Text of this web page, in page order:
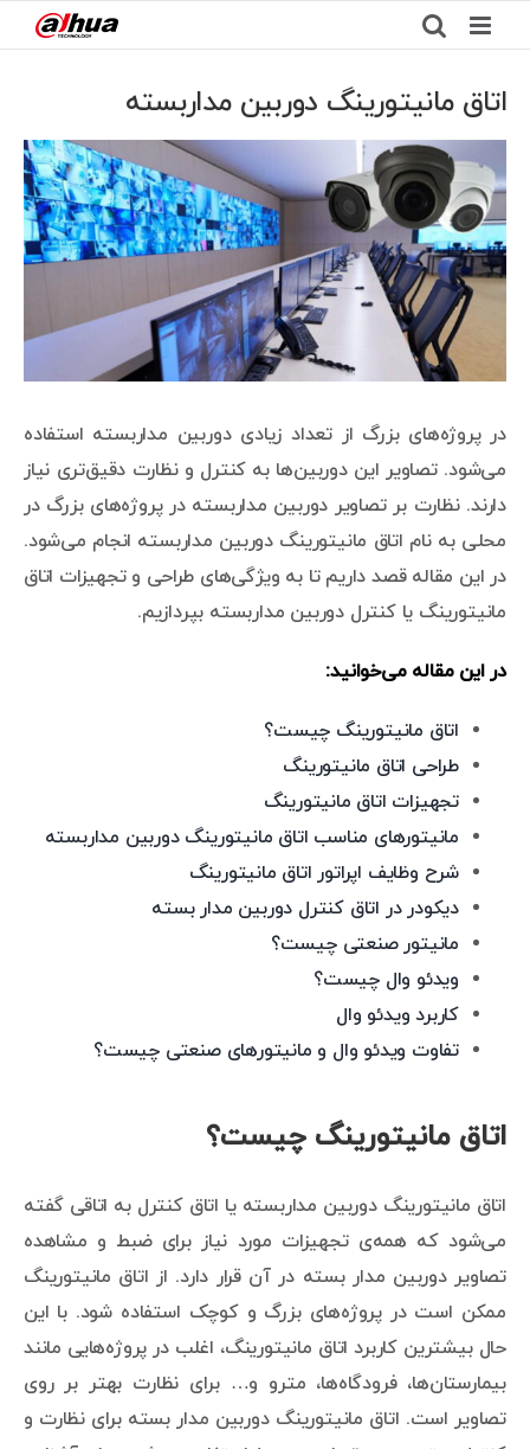
to
content
اتاق مانیتورینگ دوربین مداربسته
View
Larger
Image
در پروژه‌های بزرگ از تعداد زیادی دوربین مداربسته استفاده
می‌شود. تصاویر این دوربین‌ها به کنترل و نظارت دقیق‌تری نیاز
دارند. نظارت بر تصاویر دوربین مداربسته در پروژه‌های بزرگ در
محلی به نام اتاق مانیتورینگ دوربین مداربسته انجام می‌شود.
در این مقاله قصد داریم تا به ویژگی‌های طراحی و تجهیزات اتاق
مانیتورینگ یا کنترل دوربین مداربسته بپردازیم.
در این مقاله می‌خوانید:
اتاق مانیتورینگ چیست؟
طراحی اتاق مانیتورینگ
تجهیزات اتاق مانیتورینگ
مانیتورهای مناسب اتاق مانیتورینگ دوربین مداربسته
شرح وظایف اپراتور اتاق مانیتورینگ
دیکودر در اتاق کنترل دوربین مدار بسته
مانیتور صنعتی چیست؟
ویدئو وال چیست؟
کاربرد ویدئو وال
تفاوت ویدئو وال و مانیتورهای صنعتی چیست؟
اتاق مانیتورینگ چیست؟
اتاق مانیتورینگ دوربین مداربسته یا اتاق کنترل به اتاقی گفته
می‌شود که همه‌ی تجهیزات مورد نیاز برای ضبط و مشاهده
تصاویر دوربین مدار بسته در آن قرار دارد. از اتاق مانیتورینگ
ممکن است در پروژه‌های بزرگ و کوچک استفاده شود. با این
حال بیشترین کاربرد اتاق مانیتورینگ، اغلب در پروژه‌هایی مانند
بیمارستان‌ها، فرودگاه‌ها، مترو و… برای نظارت بهتر بر روی
تصاویر است. اتاق مانیتورینگ دوربین مدار بسته برای نظارت و